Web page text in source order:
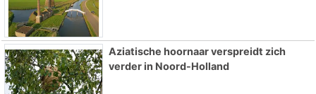
Aziatische hoornaar verspreidt zich
verder in Noord-Holland